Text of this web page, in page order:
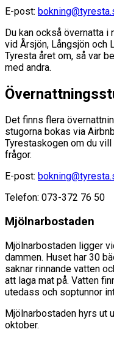
E-post:
Du kan också övernatta i
vid Årsjön, Långsjön och
Tyresta året om, så var
med andra.
Det finns flera
stugorna bokas via
Tyrestaskogen om du vill
frågor.
E-post:
Telefon: 073-372 76 50
Mjölnarbostaden
Mjölnarbostaden ligger
dammen. Huset har 30
saknar rinnande vatten
att laga mat på. Vatten
utedass och soptunnor
Mjölnarbostaden hyrs ut
oktober.